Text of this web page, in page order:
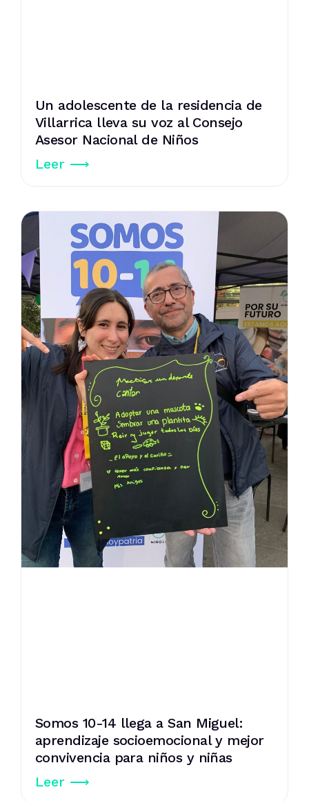
Un adolescente de la residencia de
Villarrica lleva su voz al Consejo
Asesor Nacional de Niños
Leer ⟶
Somos 10-14 llega a San Miguel:
aprendizaje socioemocional y mejor
convivencia para niños y niñas
Leer ⟶